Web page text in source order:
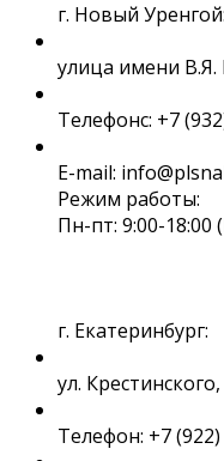
г. Новый Уренгой:
улица имени В.Я.
Телефонс: +7
E-mail:
Режим работы:
Пн-пт: 9:00-
г. Екатеринбург:
ул.
Телефон: +7